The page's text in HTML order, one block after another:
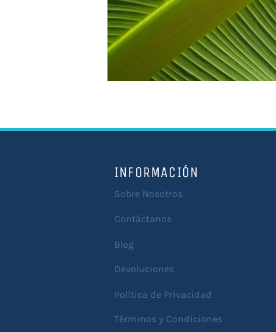
INFORMACIÓN
Sobre Nosotros
Contáctanos
Blog
Devoluciones
Política de Privacidad
Términos y Condiciones